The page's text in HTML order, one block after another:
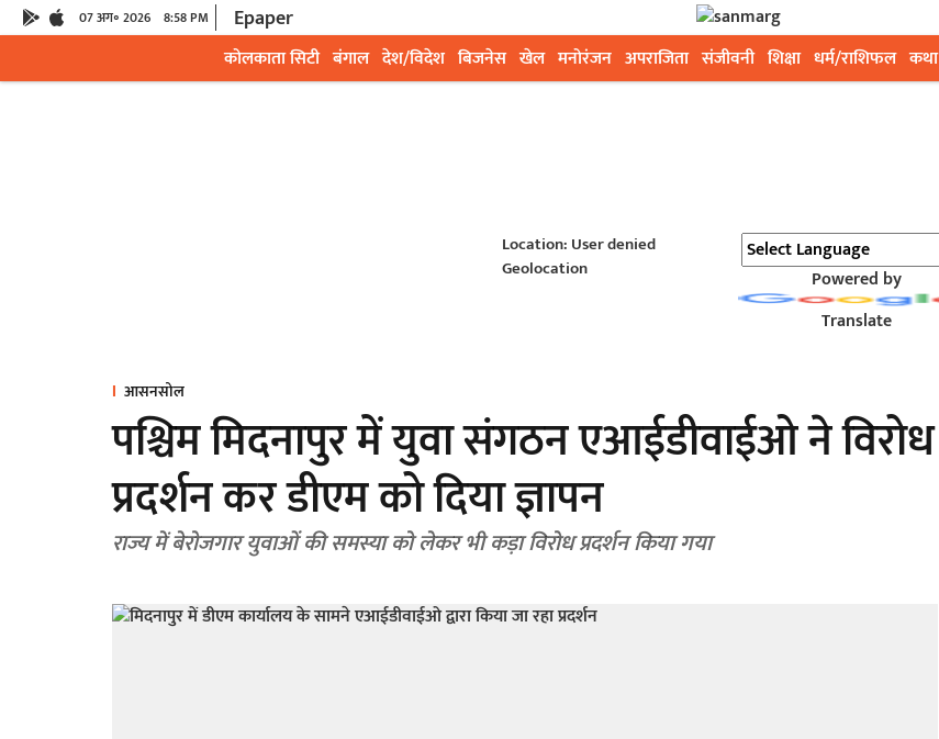
07 अग॰ 2026 8:58 PM Epaper
कोलकाता सिटी बंगाल देश/विदेश बिजनेस खेल मनोरंजन अपराजिता संजीवनी शिक्षा धर्म/राशिफल कथा
Location: User denied
Geolocation
Powered by
Translate
आसनसोल
पश्चिम मिदनापुर में युवा संगठन एआईडीवाईओ ने विरोध
प्रदर्शन कर डीएम को दिया ज्ञापन
राज्य में बेरोजगार युवाओं की समस्या को लेकर भी कड़ा विरोध प्रदर्शन किया गया